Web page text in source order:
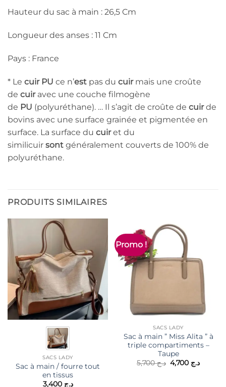
Hauteur du sac à main : 26,5 Cm
Longueur des anses : 11 Cm
Pays : France
* Le cuir PU ce n’est pas du cuirmais une croûte
de cuiravec une couche filmogène
de PU (polyuréthane). … Il s’agit de croûte de cuirde
bovins avec une surface grainée et pigmentée en
surface. La surface du cuiret du
similicuir sont généralement couverts de 100% de
polyuréthane.
PRODUITS SIMILAIRES
SACS LADY
Sac à main / fourre tout
en tissus
د.ج 3,400
Promo !
SACS LADY
Sac à main ” Miss Alita ” à
triple compartiments –
Taupe
د.ج5,700
Le
prix
د.جLe